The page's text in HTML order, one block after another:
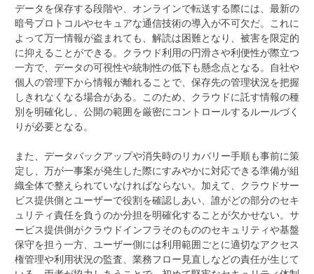
データを保存する段階や、オンラインで転送する際には、最新の
暗号プロトコルやセキュアな通信技術の導入が不可欠だ。これに
よって万一情報が盗まれても、解読は困難となり、被害を限定的
に抑えることができる。クラウド利用の円滑さや利便性が際立つ
一方で、データの可視性や統制性の低下も懸念点となる。自社や
個人の管理下から情報が離れることで、保存先の管理状況を把握
しきれなくなる場合がある。このため、クラウドに託す情報の種
別を明確化し、公開の範囲を厳密にコントロールするルールづく
りが必要となる。
また、データバックアップや消失時のリカバリー手順も事前に策
定し、万が一事案が発生した際にすみやかに対応できる準備が組
織全体で整えられていなければならない。加えて、クラウドサー
ビス提供側とユーザーで役割を確認しあい、誰がどの部分のセキ
ュリティ責任を負うのか分担を明確化することが欠かせない。サ
ービス提供側がクラウドインフラそのもののセキュリティや基盤
保守を担う一方、ユーザー側には利用範囲ごとに適切なアクセス
権管理や利用状況の監査、業務フロー見直しなどの責任が生じて